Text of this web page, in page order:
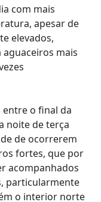
com mais
apesar de
elevados,
mais
o final da
noite de terça
de ocorrerem
fortes, que por
acompanhados
particularmente
o interior norte